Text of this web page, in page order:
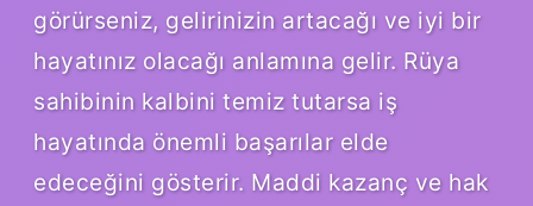
görürseniz, gelirinizin artacağı ve iyi bir
hayatınız olacağı anlamına gelir. Rüya
sahibinin kalbini temiz tutarsa ​​iş
hayatında önemli başarılar elde
edeceğini gösterir. Maddi kazanç ve hak